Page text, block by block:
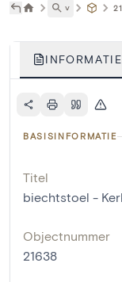
˅
INFORMATIE
BASISINFORMATIE
Titel
biechtstoel -
Objectnummer
21638